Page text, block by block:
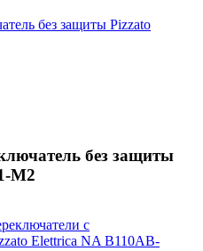
без защиты
M2